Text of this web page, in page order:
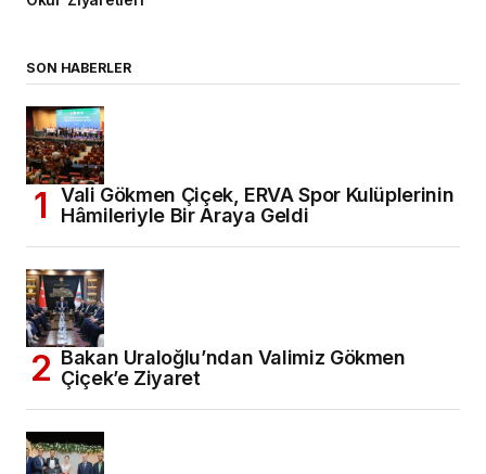
SON HABERLER
Vali Gökmen Çiçek, ERVA Spor Kulüplerinin
Hâmileriyle Bir Araya Geldi
Bakan Uraloğlu’ndan Valimiz Gökmen
Çiçek’e Ziyaret